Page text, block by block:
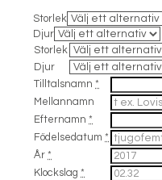
Storlek
Djur
Storlek
Djur
Tilltalsnamn *
Mellannamn
Efternamn *
Födelsedatum *
År *
Klockslag *